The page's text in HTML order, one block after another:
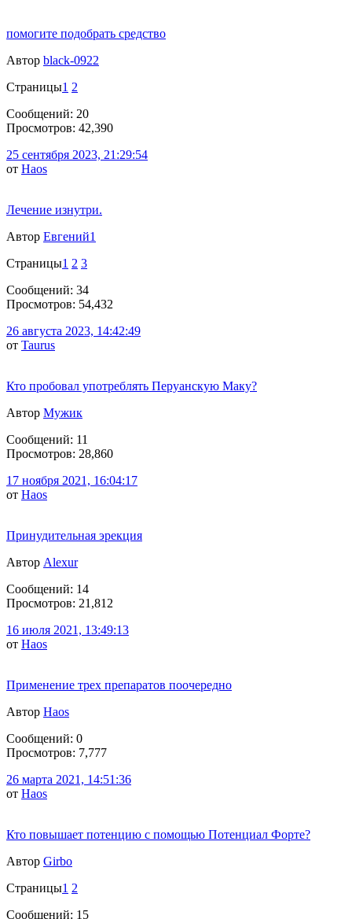
помогите подобрать средство
Автор black-0922
Страницы1 2
Сообщений: 20
Просмотров: 42,390
25 сентября 2023, 21:29:54
от Haos
Лечение изнутри.
Автор Евгений1
Страницы1 2 3
Сообщений: 34
Просмотров: 54,432
26 августа 2023, 14:42:49
от Taurus
Кто пробовал употреблять Перуанскую Маку?
Автор Мужик
Сообщений: 11
Просмотров: 28,860
17 ноября 2021, 16:04:17
от Haos
Принудительная эрекция
Автор Alexur
Сообщений: 14
Просмотров: 21,812
16 июля 2021, 13:49:13
от Haos
Применение трех препаратов поочередно
Автор Haos
Сообщений: 0
Просмотров: 7,777
26 марта 2021, 14:51:36
от Haos
Кто повышает потенцию с помощью Потенциал Форте?
Автор Girbo
Страницы1 2
Сообщений: 15